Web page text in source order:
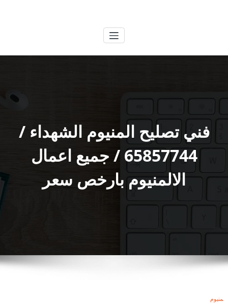
فني تصليح المنيوم الشهداء /
65857744 / جميع اعمال
الالمنيوم بارخص سعر
المنيوم